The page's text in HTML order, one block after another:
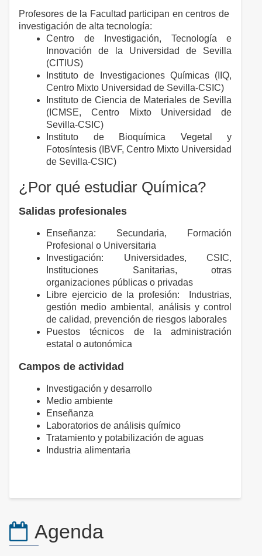
Profesores de la Facultad participan en centros de
investigación de alta tecnología:
Centro de Investigación, Tecnología e
Innovación de la Universidad de Sevilla
(CITIUS)
Instituto de Investigaciones Químicas (IIQ,
Centro Mixto Universidad de Sevilla-CSIC)
Instituto de Ciencia de Materiales de Sevilla
(ICMSE, Centro Mixto Universidad de
Sevilla-CSIC)
Instituto de Bioquímica Vegetal y
Fotosíntesis (IBVF, Centro Mixto Universidad
de Sevilla-CSIC)
¿Por qué estudiar Química?
Salidas profesionales
Enseñanza: Secundaria, Formación
Profesional o Universitaria
Investigación: Universidades, CSIC,
Instituciones Sanitarias, otras
organizaciones públicas o privadas
Libre ejercicio de la profesión: Industrias,
gestión medio ambiental, análisis y control
de calidad, prevención de riesgos laborales
Puestos técnicos de la administración
estatal o autonómica
Campos de actividad
Investigación y desarrollo
Medio ambiente
Enseñanza
Laboratorios de análisis químico
Tratamiento y potabilización de aguas
Industria alimentaria
Agenda